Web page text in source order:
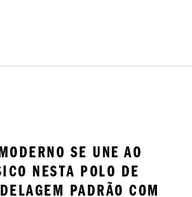
SE UNE AO
NESTA POLO DE
PADRÃO COM